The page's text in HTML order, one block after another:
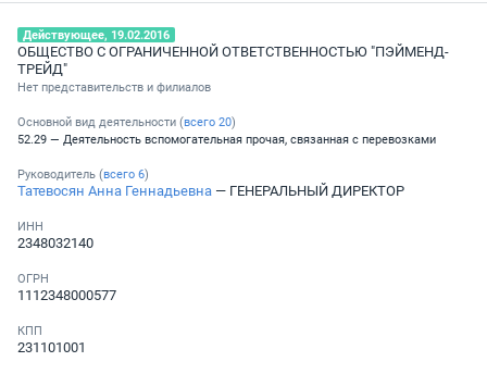
Действующее, 19.02.2016
ОБЩЕСТВО С ОГРАНИЧЕННОЙ ОТВЕТСТВЕННОСТЬЮ "ПЭЙМЕНД-
ТРЕЙД"
Нет представительств и филиалов
Основной вид деятельности (всего 20)
52.29 — Деятельность вспомогательная прочая, связанная с перевозками
Руководитель (всего 6)
Татевосян Анна Геннадьевна — ГЕНЕРАЛЬНЫЙ ДИРЕКТОР
ИНН
2348032140
ОГРН
1112348000577
КПП
231101001